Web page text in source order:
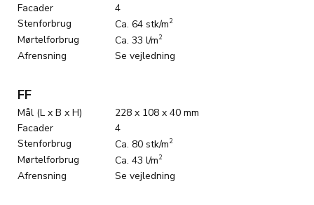
Facader
4
Stenforbrug
Ca. 64 stk/m2
Mørtelforbrug Ca. 33 l/m2
Afrensning Se vejledning
FF
Mål (L x B x H)
228 x 108 x 40 mm
Facader
4
Stenforbrug
Ca. 80 stk/m2
Mørtelforbrug Ca. 43 l/m2
Afrensning Se vejledning